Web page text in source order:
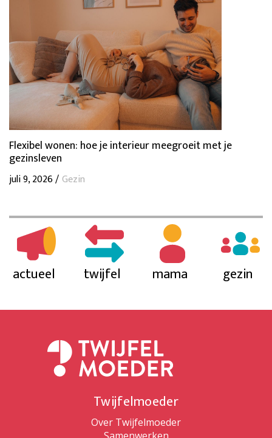
Flexibel wonen: hoe je interieur meegroeit met je
gezinsleven
juli 9, 2026 /Gezin
actueel twijfel mama gezin
Twijfelmoeder
Over Twijfelmoeder